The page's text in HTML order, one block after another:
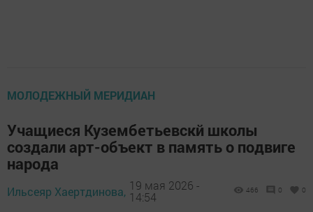
МОЛОДЕЖНЫЙ МЕРИДИАН
Учащиеся Кузембетьевскй школы
создали арт-объект в память о подвиге
народа
Ильсеяр Хаертдинова, 19 мая 2026 -
14:54
466 0 0